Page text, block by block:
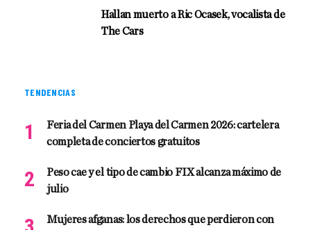
Hallan muerto a Ric Ocasek, vocalista de
The Cars
TENDENCIAS
Feria del Carmen Playa del Carmen 2026: cartelera
completa de conciertos gratuitos
Peso cae y el tipo de cambio FIX alcanza máximo de
julio
Mujeres afganas: los derechos que perdieron con